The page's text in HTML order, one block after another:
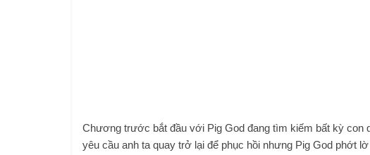
Chương trước bắt đầu với Pig God đang tìm kiếm bất kỳ con
yêu cầu anh ta quay trở lại để phục hồi nhưng Pig God phớt